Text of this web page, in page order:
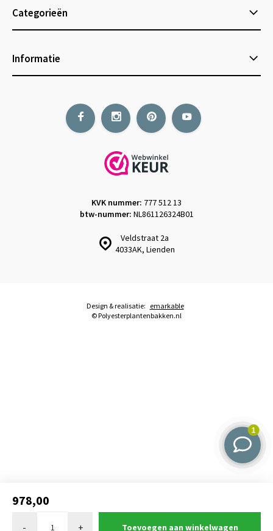
978,00
- + Toevoegen aan winkelwagen
Categorieën
Informatie
Veldstraat 2a
4033AK, Lienden
KVK nummer: 777 512 13
btw-nummer: NL861126324B01
© Polyesterplantenbakken.nl
Design & realisatie: emarkable